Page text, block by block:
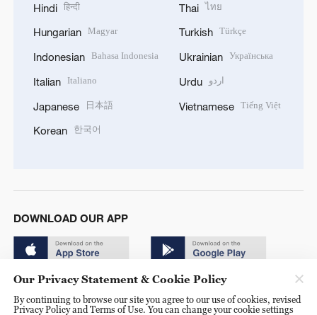
Hindi हिन्दी
Hungarian Magyar
Indonesian Bahasa Indonesia
Italian Italiano
Japanese 日本語
Korean 한국어
Thai ไทย
Turkish Türkçe
Ukrainian Українська
Urdu اردو
Vietnamese Tiếng Việt
DOWNLOAD OUR APP
Our Privacy Statement & Cookie Policy
By continuing to browse our site you agree to our use of cookies, revised
Privacy Policy and Terms of Use. You can change your cookie settings